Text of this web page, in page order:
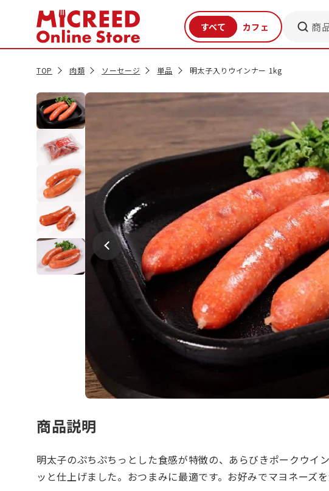
商
TOP 肉類 ソーセージ 単品 明太子入りウインナー 1kg
商品説明
明太子のぷちぷちっとした食感が特徴の、あらびきポークウイ
ッと仕上げました。おつまみに最適です。お好みでマヨネーズを